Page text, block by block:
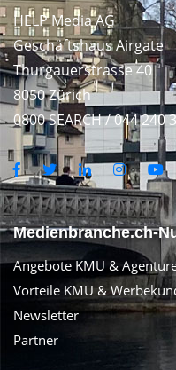
HELP Media AG
Geschäftshaus Airgate
Thurgauerstrasse 40
8050 Zürich
0800 SEARCH / 044 240
Medienbranche.ch-
Angebote KMU &
Vorteile KMU &
Newsletter
Partner